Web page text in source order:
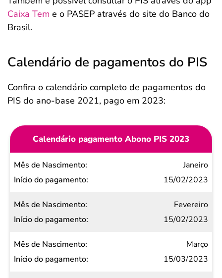
Caixa Tem e o PASEP através do site do Banco do
Brasil.
Calendário de pagamentos do PIS
Confira o calendário completo de pagamentos do
PIS do ano-base 2021, pago em 2023:
Calendário pagamento Abono PIS 2023
Mês de
Nascimento
pagamento
Janeiro
15/02/2023
Fevereiro
15/02/2023
Março
15/03/2023